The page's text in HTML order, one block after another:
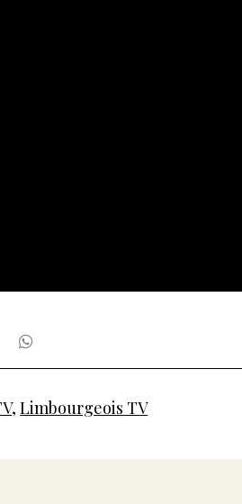
,Limbourgeois TV